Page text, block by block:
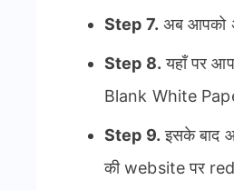
Step 7. अब आपको
Step 8. यहाँ पर
Blank White
Step 9. इसके बाद
की website पर